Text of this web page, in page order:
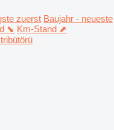
zuerst Baujahr - neueste
⬊ Km-Stand ⬈